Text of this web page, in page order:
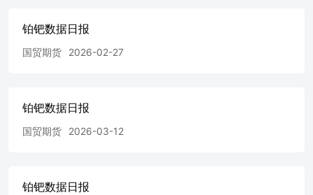
铂钯数据日报
国贸期货 2026-02-27
铂钯数据日报
国贸期货 2026-03-12
铂钯数据日报